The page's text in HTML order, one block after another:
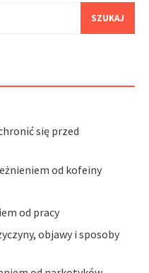
się przed
od kofeiny
od pracy
objawy i sposoby